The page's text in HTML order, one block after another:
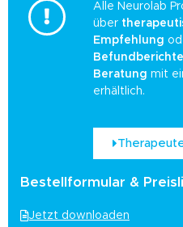
Alle Neurolab
über
Empfehlung
Befundberichte
Beratung mit
erhältlich.
Bestellformular &
Jetzt downloaden